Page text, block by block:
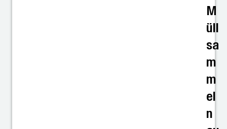
M
üll
sa
m
m
el
n